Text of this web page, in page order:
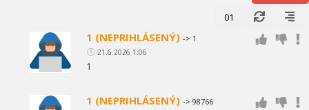
01
1 (NEPRIHLÁSENÝ) -> 1
21.6.2026 1:06
1
1 (NEPRIHLÁSENÝ) -> 98766